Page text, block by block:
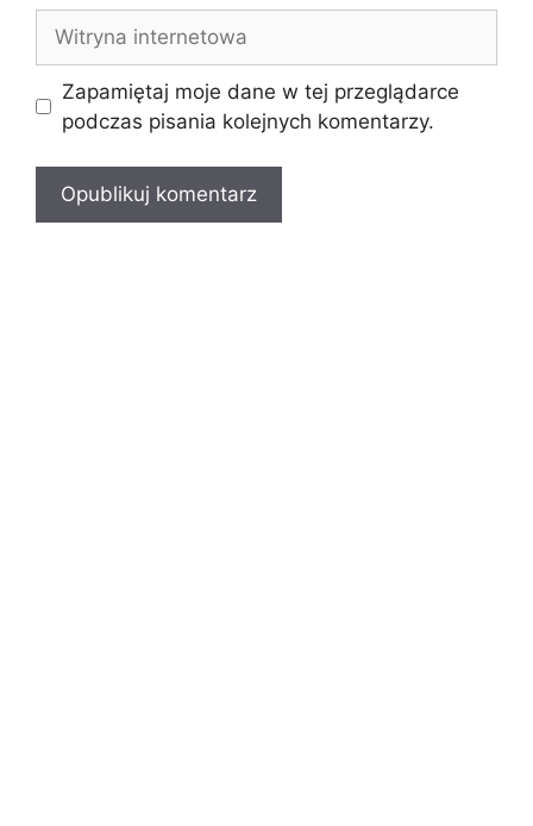
internetowa
Zapamiętaj moje dane w tej przeglądarce
podczas pisania kolejnych komentarzy.